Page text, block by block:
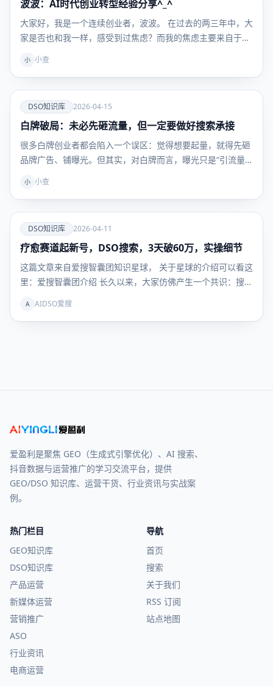
DSO知识
库
波波：AI时代创业转型经验分享^_^
大家好，我是一个连续创业者，波波。 在过去的两三年中，大
家是否也和我一样，感受到过焦虑？而我的焦虑主要来自于
小 小查
爱
DSO知识
库
DSO知识库 2026-04-15
白牌破局：未必先砸流量，但一定要做好搜索承接
很多白牌创业者都会陷入一个误区：觉得想要起量，就得先砸
品牌广告、铺曝光。但其实，对白牌而言，曝光只是“引流量”
小 小查
爱
DSO知识
库
DSO知识库 2026-04-11
疗愈赛道起新号，DSO搜索，3天破60万，实操细节
这篇文章来自爱搜智囊团知识星球， 关于星球的介绍可以看这
里：爱搜智囊团介绍 长久以来，大家仿佛产生一个共识：搜…
A AIDSO爱搜
爱盈利是聚焦 GEO（生成式引擎优化）、AI 搜索、
抖音数据与运营推广的学习交流平台，提供
GEO/DSO 知识库、运营干货、行业资讯与实战案
例。
热门栏目
GEO知识库
DSO知识库
产品运营
新媒体运营
营销推广
ASO
行业资讯
电商运营
导航
首页
搜索
关于我们
RSS 订阅
站点地图